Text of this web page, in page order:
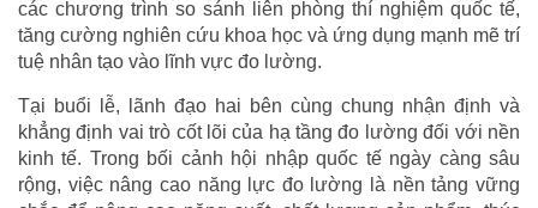
các chương trình so sánh liên phòng thí nghiệm quốc tế,
tăng cường nghiên cứu khoa học và ứng dụng mạnh mẽ trí
tuệ nhân tạo vào lĩnh vực đo lường.
Tại buổi lễ, lãnh đạo hai bên cùng chung nhận định và
khẳng định vai trò cốt lõi của hạ tầng đo lường đối với nền
kinh tế. Trong bối cảnh hội nhập quốc tế ngày càng sâu
rộng, việc nâng cao năng lực đo lường là nền tảng vững